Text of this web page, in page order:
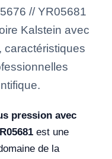
// YR05681
Kalstein avec
caractéristiques
pression avec
est une
de la